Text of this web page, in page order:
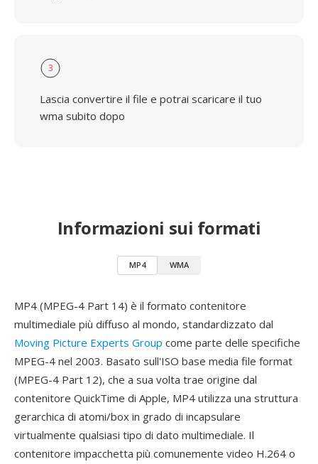
3
Lascia convertire il file e potrai scaricare il tuo
wma subito dopo
Informazioni sui formati
MP4 WMA
MP4 (MPEG-4 Part 14) è il formato contenitore
multimediale più diffuso al mondo, standardizzato dal
Moving Picture Experts Group come parte delle specifiche
MPEG-4 nel 2003. Basato sull'ISO base media file format
(MPEG-4 Part 12), che a sua volta trae origine dal
contenitore QuickTime di Apple, MP4 utilizza una struttura
gerarchica di atomi/box in grado di incapsulare
virtualmente qualsiasi tipo di dato multimediale. Il
contenitore impacchetta più comunemente video H.264 o